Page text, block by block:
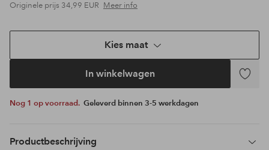
Originele prijs 34,99 EUR Meer info
Kies maat
In winkelwagen
Nog 1 op voorraad. Geleverd binnen 3-5 werkdagen
Productbeschrijving